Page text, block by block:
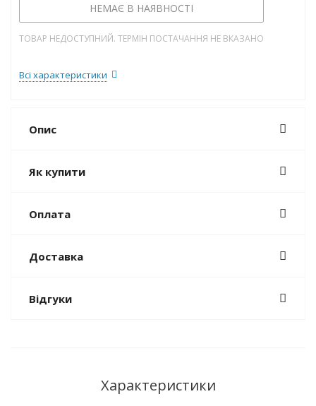
НЕМАЄ В НАЯВНОСТІ
ТОВАР НЕДОСТУПНИЙ. ТЕРМІН ПОСТАЧАННЯ НЕ ВКАЗАНО
Всі характеристики
Опис
Як купити
Оплата
Доставка
Відгуки
Характеристики